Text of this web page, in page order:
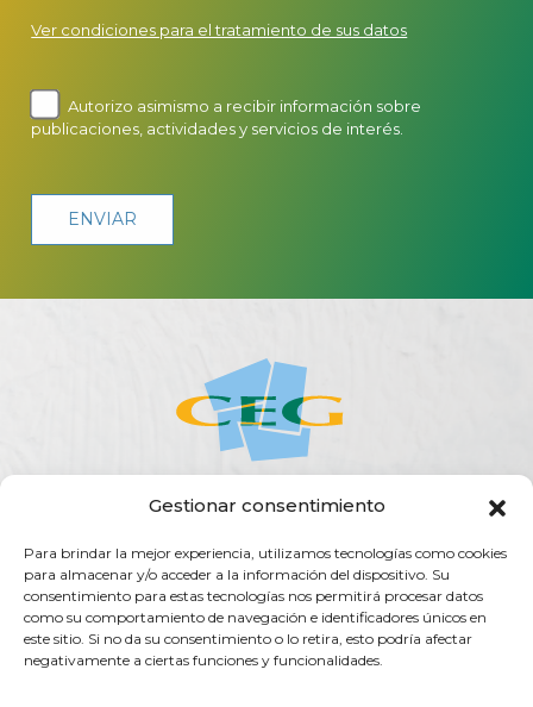
Gestionar consentimiento
Para brindar la mejor experiencia, utilizamos tecnologías como cookies
para almacenar y/o acceder a la información del dispositivo. Su
consentimiento para estas tecnologías nos permitirá procesar datos
como su comportamiento de navegación e identificadores únicos en
este sitio. Si no da su consentimiento o lo retira, esto podría afectar
negativamente a ciertas funciones y funcionalidades.
Ver condiciones para el tratamiento de sus datos
Autorizo asimismo a recibir información sobre
publicaciones, actividades y servicios de interés.
SERVICIOS
TRANSPARENCIA CONTACTO
Rúa do Vilar, 54 - 15705
Santiago de Compostela (España)
info@ceg.es